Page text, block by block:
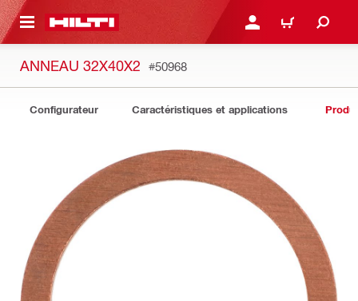
CONTENT CONNEXION OU
PANIER
ANNEAU 32X40X2 #50968
Configurateur Caractéristiques et applications